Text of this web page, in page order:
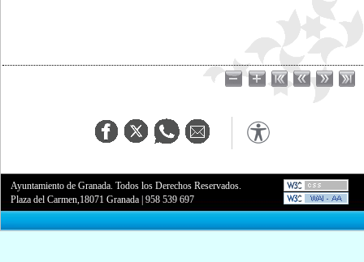
Ayuntamiento de Granada. Todos los Derechos Reservados.
Plaza del Carmen,18071 Granada |958 539 697